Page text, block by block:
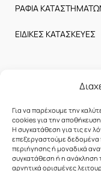
Για να παρέχουμε την
cookies για την
Η συγκατάθεση για τις εν
επεξεργαστούμε
περιήγησης ή μοναδικά
συγκατάθεση ή η ανάκληση
αρνητικά ορισμένες
ΡΑΦΙΑ
ΕΙΔΙΚΕΣ ΚΑΤΑΣΚΕΥΕΣ
Επικοινωνία